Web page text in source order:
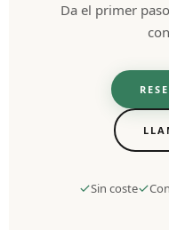
Da el primer
Sin coste